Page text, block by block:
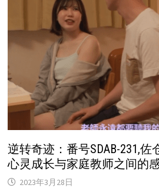
逆转奇迹：番号SDAB-231,佐
心灵成长与家庭教师之间的
2023年3月28日